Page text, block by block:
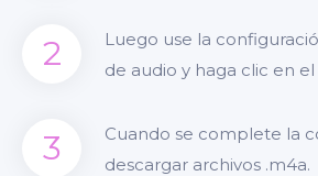
2
Luego use la
de audio y haga clic en
3
Cuando se complete la
descargar archivos .m4a.